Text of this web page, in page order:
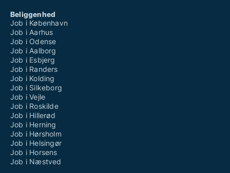
Beliggenhed
Job i København
Job i Aarhus
Job i Odense
Job i Aalborg
Job i Esbjerg
Job i Randers
Job i Kolding
Job i Silkeborg
Job i Vejle
Job i Roskilde
Job i Hillerød
Job i Herning
Job i Hørsholm
Job i Helsingør
Job i Horsens
Job i Næstved